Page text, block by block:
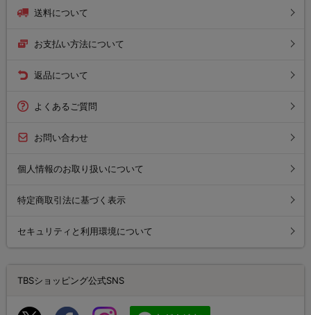
送料について
お支払い方法について
返品について
よくあるご質問
お問い合わせ
個人情報のお取り扱いについて
特定商取引法に基づく表示
セキュリティと利用環境について
TBSショッピング公式SNS